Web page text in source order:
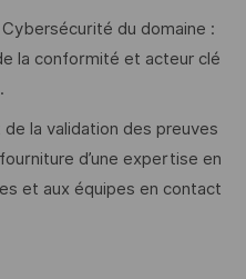
du domaine :
la conformité et acteur clé
la validation des preuves
d’une expertise en
et aux équipes en contact